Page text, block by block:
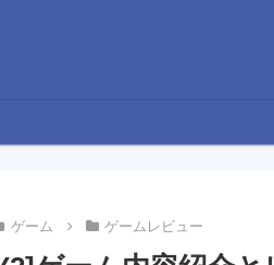
ゲーム ゲームレビュー